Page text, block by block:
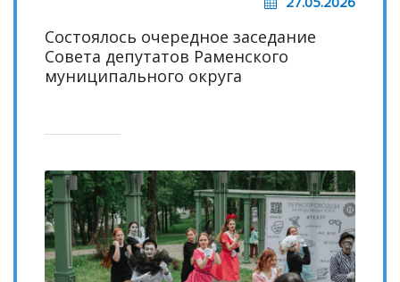
Состоялось очередное заседание
Совета депутатов Раменского
муниципального округа